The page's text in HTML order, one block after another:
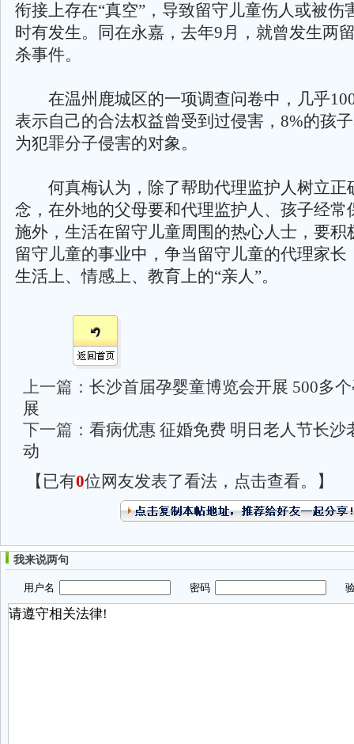
衔接上存在“真空”，导致留守儿童伤人或被伤
时有发生。同在永嘉，去年9月，就曾发生两
杀事件。
在温州鹿城区的一项调查问卷中，几乎
表示自己的合法权益曾受到过侵害，8%的孩
为犯罪分子侵害的对象。
何真梅认为，除了帮助代理监护人树立正
念，在外地的父母要和代理监护人、孩子经常
施外，生活在留守儿童周围的热心人士，要积
留守儿童的事业中，争当留守儿童的代理家长
生活上、情感上、教育上的“亲人”。
上一篇： 长沙首届孕婴童博览会开展 500多
展
下一篇： 看病优惠 征婚免费 明日老人节长沙
动
【已有0位网友发表了看法，点击查看。】
我来说两句
用户名 密码 验